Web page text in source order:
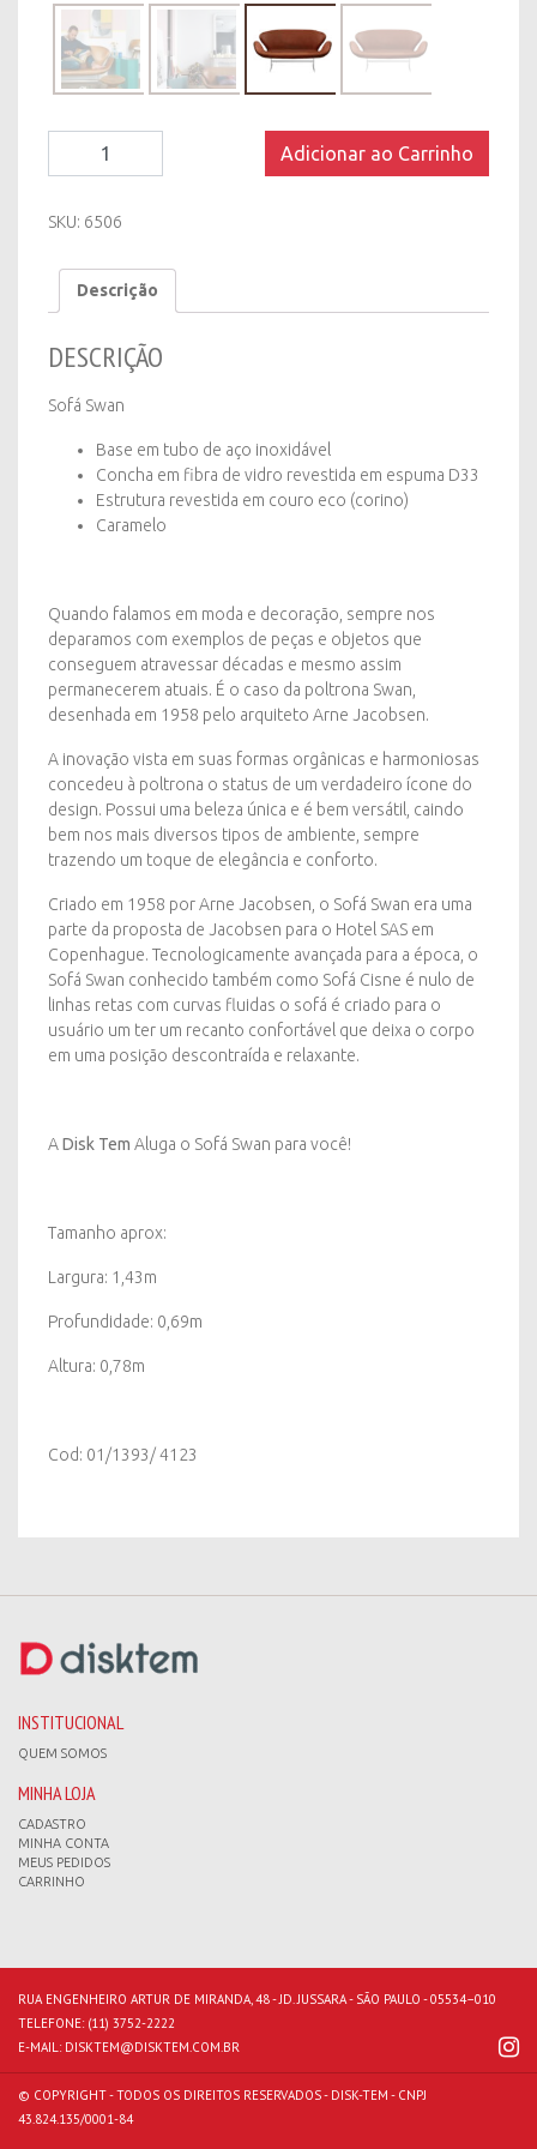
Caramelo
Adicionar ao Carrinho
SKU: 6506
Descrição
DESCRIÇÃO
Sofá Swan
Base em tubo de aço inoxidável
Concha em fibra de vidro revestida em espuma D33
Estrutura revestida em couro eco (corino)
Caramelo
Quando falamos em moda e decoração, sempre nos
deparamos com exemplos de peças e objetos que
conseguem atravessar décadas e mesmo assim
permanecerem atuais. É o caso da poltrona Swan,
desenhada em 1958 pelo arquiteto Arne Jacobsen.
A inovação vista em suas formas orgânicas e harmoniosas
concedeu à poltrona o status de um verdadeiro ícone do
design. Possui uma beleza única e é bem versátil, caindo
bem nos mais diversos tipos de ambiente, sempre
trazendo um toque de elegância e conforto.
Criado em 1958 por Arne Jacobsen, o Sofá Swan era uma
parte da proposta de Jacobsen para o Hotel SAS em
Copenhague. Tecnologicamente avançada para a época, o
Sofá Swan conhecido também como Sofá Cisne é nulo de
linhas retas com curvas fluidas o sofá é criado para o
usuário um ter um recanto confortável que deixa o corpo
em uma posição descontraída e relaxante.
ADisk Tem Aluga o Sofá Swan para você!
Tamanho aprox:
Largura: 1,43m
Profundidade: 0,69m
Altura: 0,78m
Cod: 01/1393/ 4123
INSTITUCIONAL
QUEM SOMOS
MINHA LOJA
CADASTRO
MINHA CONTA
MEUS PEDIDOS
CARRINHO
RUA ENGENHEIRO ARTUR DE MIRANDA, 48 - JD. JUSSARA - SÃO PAULO - 05534–010
TELEFONE: (11) 3752-2222
E-MAIL: DISKTEM@DISKTEM.COM.BR
© COPYRIGHT - TODOS OS DIREITOS RESERVADOS - DISK-TEM - CNPJ
43.824.135/0001-84